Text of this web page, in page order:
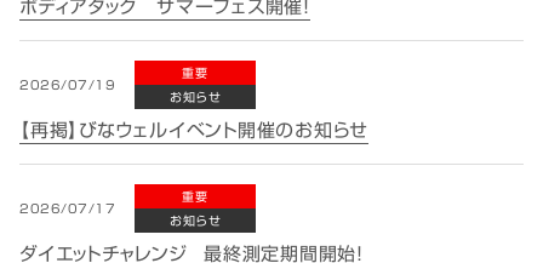
2026/07/19
重要
お知らせ
【再掲】びなウェルイベント開催のお知らせ
2026/07/17
重要
お知らせ
ダイエットチャレンジ 最終測定期間開始！